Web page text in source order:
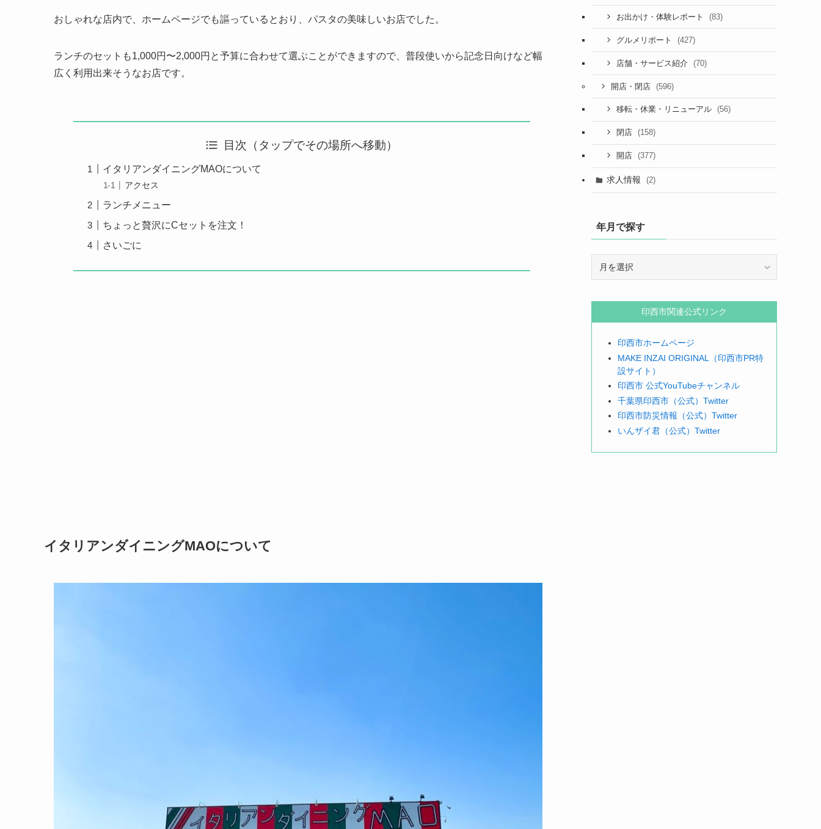
おしゃれな店内で、ホームページでも謳っているとおり、パスタの美味しいお店でした。
ランチのセットも1,000円〜2,000円と予算に合わせて選ぶことができますので、普段使いから記念日向けなど幅
広く利用出来そうなお店です。
目次（タップでその場所へ移動）
イタリアンダイニングMAOについて
アクセス
ランチメニュー
ちょっと贅沢にCセットを注文！
さいごに
イタリアンダイニングMAOについて
お出かけ・体験レポート (83)
グルメリポート (427)
店舗・サービス紹介 (70)
開店・閉店 (596)
移転・休業・リニューアル (56)
閉店 (158)
開店 (377)
求人情報 (2)
年月で探す
探
印西市関連公式リンク
印西市ホームページ
MAKE INZAI ORIGINAL（印西市PR特
設サイト）
印西市 公式YouTubeチャンネル
千葉県印西市（公式）Twitter
印西市防災情報（公式）Twitter
いんザイ君（公式）Twitter